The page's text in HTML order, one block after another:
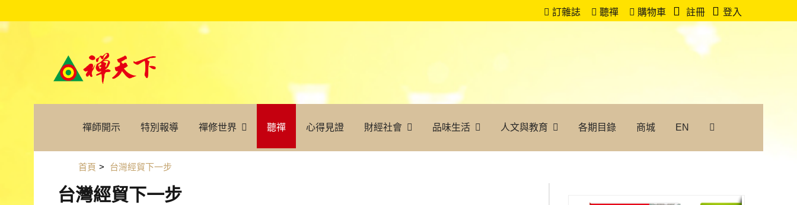
訂雜誌 聽禪 購物車 註冊 登入
禪師開示 特別報導 禪修世界 聽禪 心得見證 財經社會 品味生活 人文與教育 各期目錄 商城 EN
首頁 > 台灣經貿下一步
台灣經貿下一步